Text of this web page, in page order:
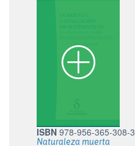
ISBN 978-956-365-308-3
Naturaleza muerta